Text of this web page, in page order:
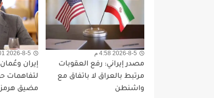
2026-8-5 4:58 م
مصدر إيراني: رفع العقوبات
مرتبط بالعراق لا باتفاق مع
واشنطن
2026-8-5 5:01 م
إيران
لتفاهمات
مضيق هرمز